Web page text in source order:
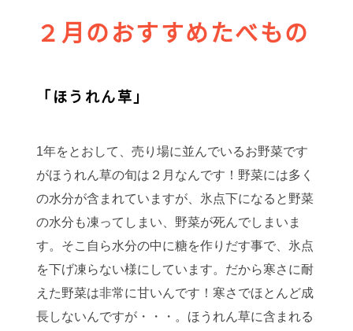
２月のおすすめたべもの
「ほうれん草」
1年をとおして、売り場に並んでいるお野菜です
がほうれん草の旬は２月なんです！野菜には多く
の水分が含まれていますが、氷点下になると野菜
の水分も凍ってしまい、野菜が死んでしまいま
す。そこ自ら水分の中に糖を作りだす事で、氷点
を下げ凍らない様にしています。だから寒さに耐
えた野菜は非常に甘いんです！寒さでほとんど成
長しないんですが・・・。ほうれん草に含まれる